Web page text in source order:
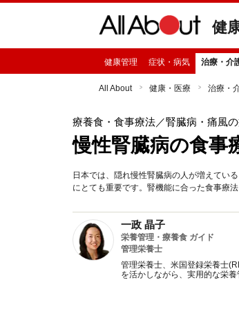
健
健康管理 症状・病気 治療・介
All About 健康・医療 治療・
療養食・食事療法／腎臓病・痛風
慢性腎臓病の食事
日本では、隠れ慢性腎臓病の人が増えてい
にとても重要です。腎機能に合った食事療
一政 晶子
栄養管理・療養食 ガイド
管理栄養士
管理栄養士、米国登録栄養士
を活かしながら、実用的な栄